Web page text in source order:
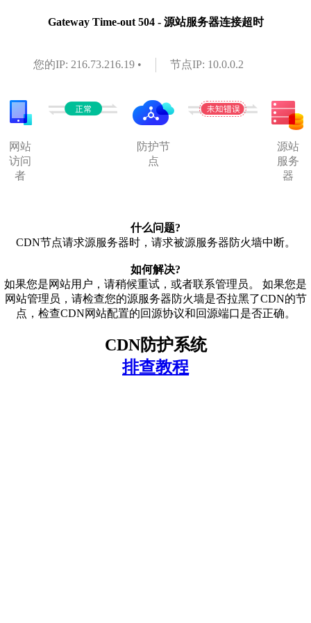
Gateway Time-out 504 - 源站服务器连接超时
您的IP: 216.73.216.19 • 节点IP: 10.0.0.2
网站
访问
者
防护节
点
源站
服务
器
什么问题?
CDN节点请求源服务器时，请求被源服务器防火墙中断。
如何解决?
如果您是网站用户，请稍候重试，或者联系管理员。 如果您是
网站管理员，请检查您的源服务器防火墙是否拉黑了CDN的节
点，检查CDN网站配置的回源协议和回源端口是否正确。
CDN防护系统
排查教程